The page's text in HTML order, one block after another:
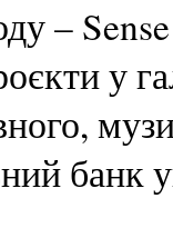
–
у
банк